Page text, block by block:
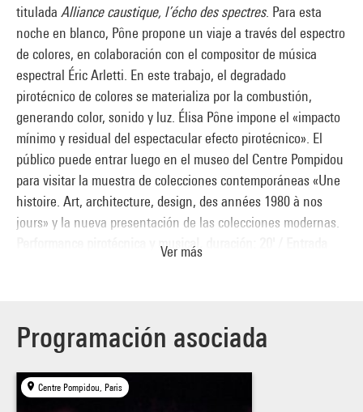
titulada Alliance caustique, l’écho des spectres. Para esta
noche en blanco, Pône propone un viaje a través del espectro
de colores, en colaboración con el compositor de música
espectral Éric Arletti. En este trabajo, el degradado
pirotécnico de colores se materializa por la combustión,
generando color, sonido y luz. Élisa Pône impone el «impacto
mínimo y residual del espectacular efecto pirotécnico». El
público puede entrar luego en el museo del Centre Pompidou
para visitar la muestra de colecciones contemporáneas «Une
histoire. Art, architecture, design, des années 1980 à nos
jours» y la nueva presentación de las colecciones modernas.
Performance pirotécnica y musical, duración: 20' / Entrada
Ver más
Programación asociada
Centre Pompidou, Paris